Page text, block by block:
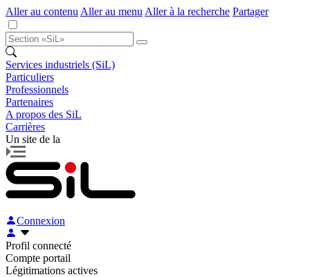
Aller au contenu Aller au menu Aller à la recherche Partager
Services industriels (SiL)
Particuliers
Professionnels
Partenaires
A propos des SiL
Carrières
Un site de la
Connexion
Profil connecté
Compte portail
Légitimations actives